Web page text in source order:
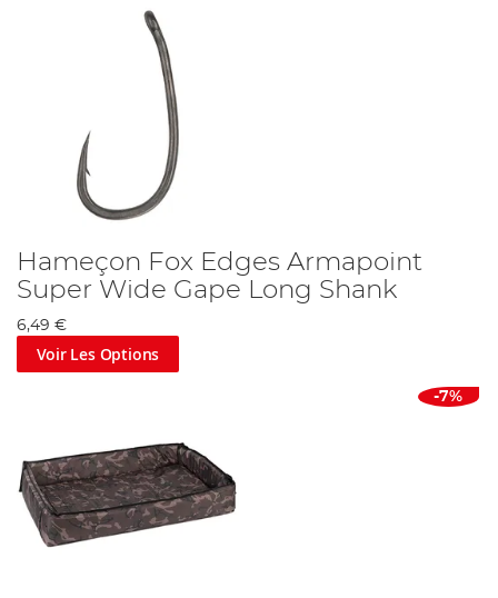
Hameçon Fox Edges Armapoint
Super Wide Gape Long Shank
6,49 €
Voir Les Options
-7%